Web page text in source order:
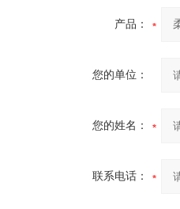
产品：
您的单位：
您的姓名：
联系电话：